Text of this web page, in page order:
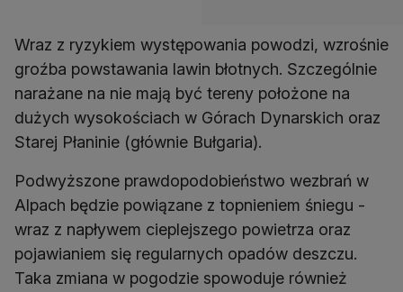
Wraz z ryzykiem występowania powodzi, wzrośnie
groźba powstawania lawin błotnych. Szczególnie
narażane na nie mają być tereny położone na
dużych wysokościach w Górach Dynarskich oraz
Starej Płaninie (głównie Bułgaria).
Podwyższone prawdopodobieństwo wezbrań w
Alpach będzie powiązane z topnieniem śniegu -
wraz z napływem cieplejszego powietrza oraz
pojawianiem się regularnych opadów deszczu.
Taka zmiana w pogodzie spowoduje również